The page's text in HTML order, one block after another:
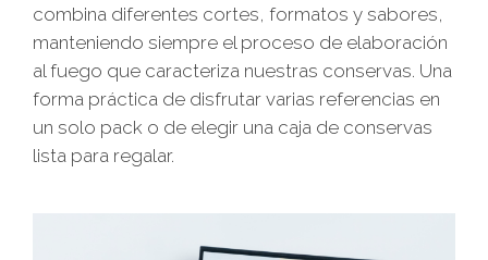
combina diferentes cortes, formatos y sabores,
manteniendo siempre el proceso de elaboración
al fuego que caracteriza nuestras conservas. Una
forma práctica de disfrutar varias referencias en
un solo pack o de elegir una caja de conservas
lista para regalar.